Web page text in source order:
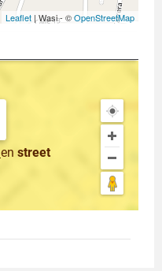
Leaflet | Wasi - ©OpenStreetMap
en street